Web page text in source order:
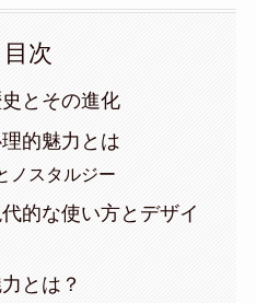
目次
とその進化
的魅力とは
ノスタルジー
的な使い方とデザイ
とは？